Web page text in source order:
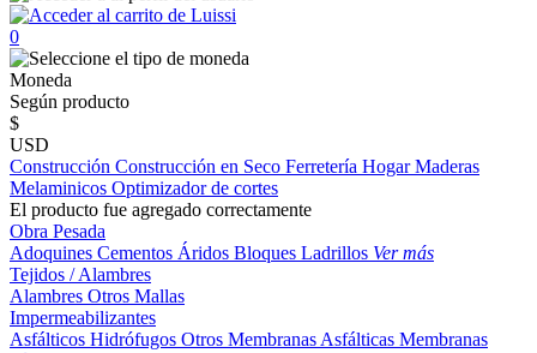
0
Moneda
Según producto
$
USD
Construcción Construcción en Seco Ferretería HogarMaderas
Melaminicos Optimizador de cortes
El producto fue agregado correctamente
Obra Pesada
Adoquines Cementos Áridos Bloques Ladrillos Ver más
Tejidos / Alambres
Alambres Otros Mallas
Impermeabilizantes
Asfálticos Hidrófugos Otros Membranas Asfálticas Membranas